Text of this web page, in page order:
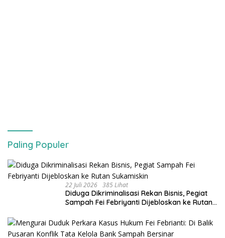
Paling Populer
22 Juli 2026 385 Lihat
Diduga Dikriminalisasi Rekan Bisnis, Pegiat
Sampah Fei Febriyanti Dijebloskan ke Rutan